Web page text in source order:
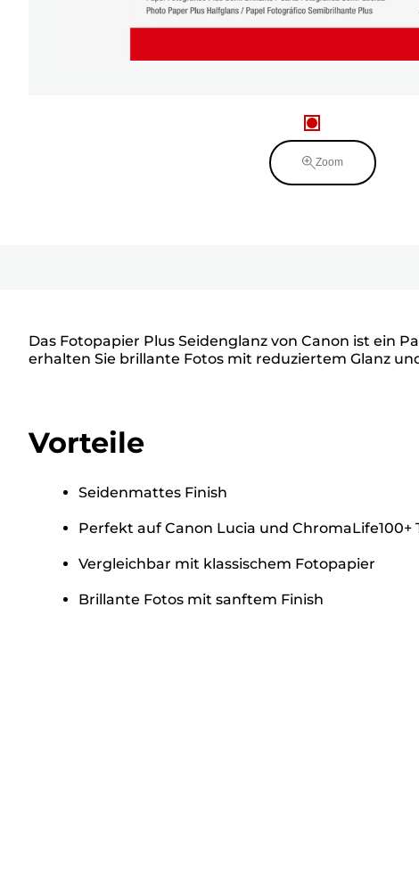
Zoom
Das Fotopapier Plus Seidenglanz von Canon ist ein
erhalten Sie brillante Fotos mit reduziertem Glanz
Vorteile
Seidenmattes Finish
Perfekt auf Canon Lucia und
Vergleichbar mit klassischem Fotopapier
Brillante Fotos mit sanftem Finish